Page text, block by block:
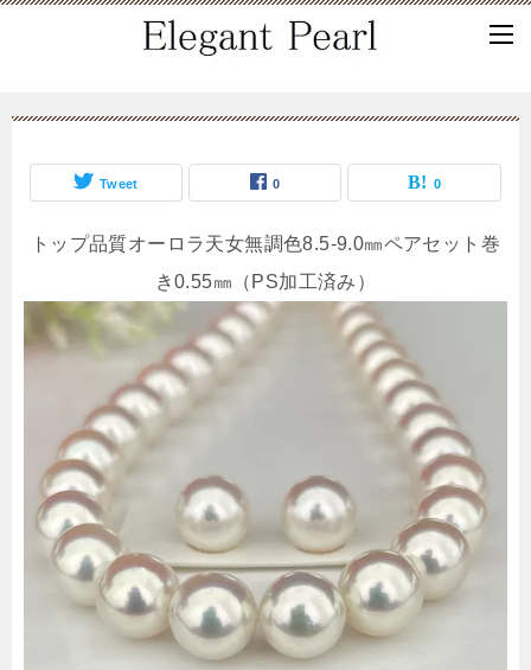
Tweet 0 0
トップ品質オーロラ天女無調色8.5-9.0㎜ペアセット巻
き0.55㎜（PS加工済み）